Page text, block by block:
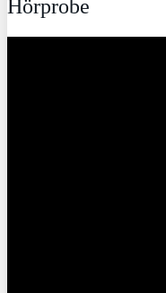
Hörprobe